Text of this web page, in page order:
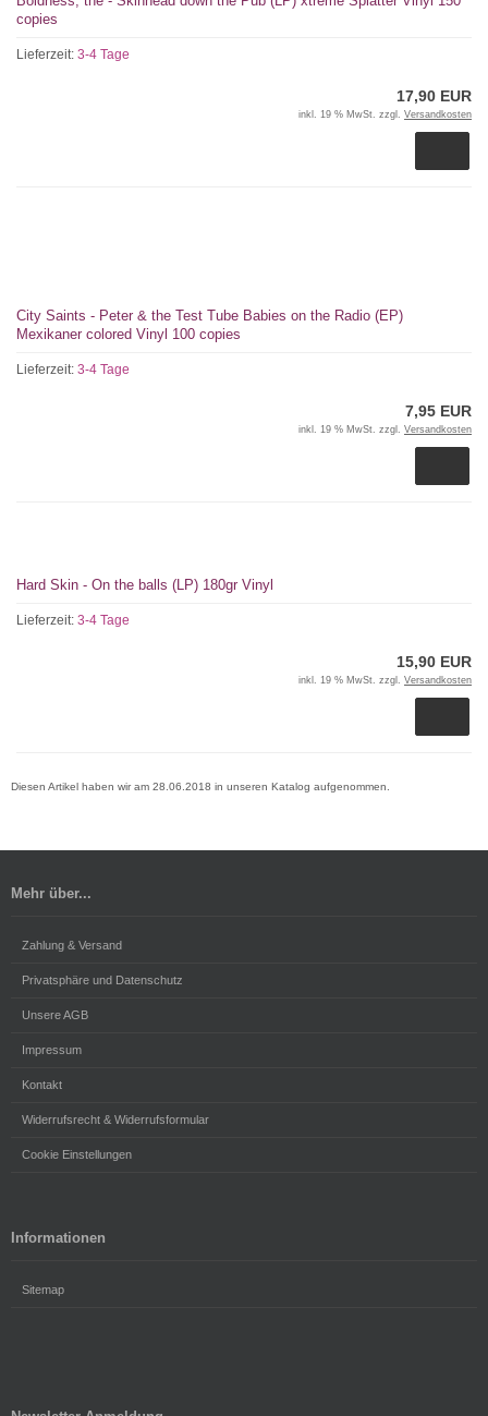
copies
Lieferzeit: 3-4 Tage
17,90 EUR
inkl. 19 % MwSt. zzgl. Versandkosten
City Saints - Peter & the Test Tube Babies on the Radio (EP)
Mexikaner colored Vinyl 100 copies
Lieferzeit: 3-4 Tage
7,95 EUR
inkl. 19 % MwSt. zzgl. Versandkosten
Hard Skin - On the balls (LP) 180gr Vinyl
Lieferzeit: 3-4 Tage
15,90 EUR
inkl. 19 % MwSt. zzgl. Versandkosten
Diesen Artikel haben wir am 28.06.2018 in unseren Katalog aufgenommen.
Mehr über...
Zahlung & Versand
Privatsphäre und Datenschutz
Unsere AGB
Impressum
Kontakt
Widerrufsrecht & Widerrufsformular
Cookie Einstellungen
Informationen
Sitemap